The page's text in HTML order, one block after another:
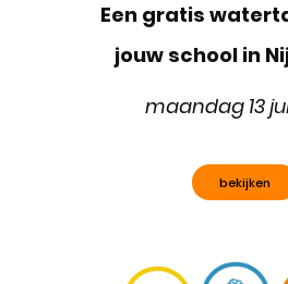
Een gratis
jouw school in
maandag 13
bekijken